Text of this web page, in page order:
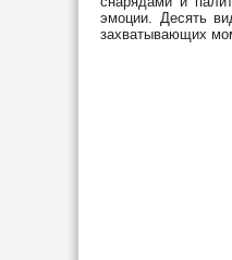
эмоции. Десять
захватывающих